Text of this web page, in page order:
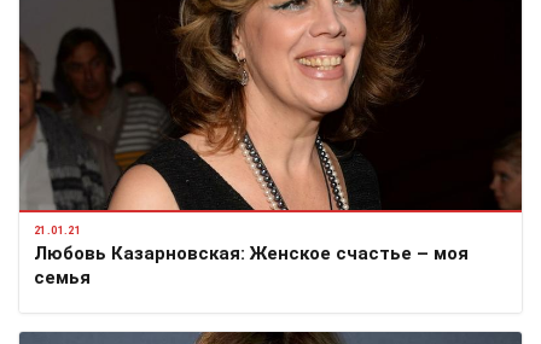
21.01.21
Любовь Казарновская: Женское счастье – моя
семья